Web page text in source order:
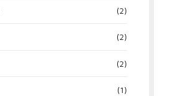
(2)
(2)
(2)
(1)